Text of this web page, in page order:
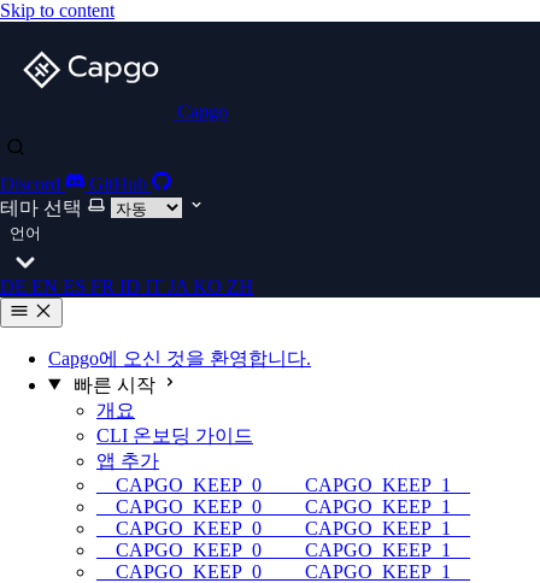
Skip to content
Capgo
Discord
GitHub
테마 선택
언어
DE EN ES FR ID IT JA KO ZH
Capgo에 오신 것을 환영합니다.
빠른 시작
개요
CLI 온보딩 가이드
앱 추가
__CAPGO_KEEP_0__ __CAPGO_KEEP_1__
__CAPGO_KEEP_0__ __CAPGO_KEEP_1__
__CAPGO_KEEP_0__ __CAPGO_KEEP_1__
__CAPGO_KEEP_0__ __CAPGO_KEEP_1__
__CAPGO_KEEP_0__ __CAPGO_KEEP_1__